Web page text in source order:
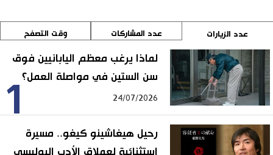
عدد الزيارات عدد المشاركات وقت التصفح
1
لماذا يرغب معظم اليابانيين فوق
سن الستين في مواصلة العمل؟
24/07/2026
رحيل هيغاشينو كيغو.. مسيرة
استثنائية لعملاق الأدب البوليسي